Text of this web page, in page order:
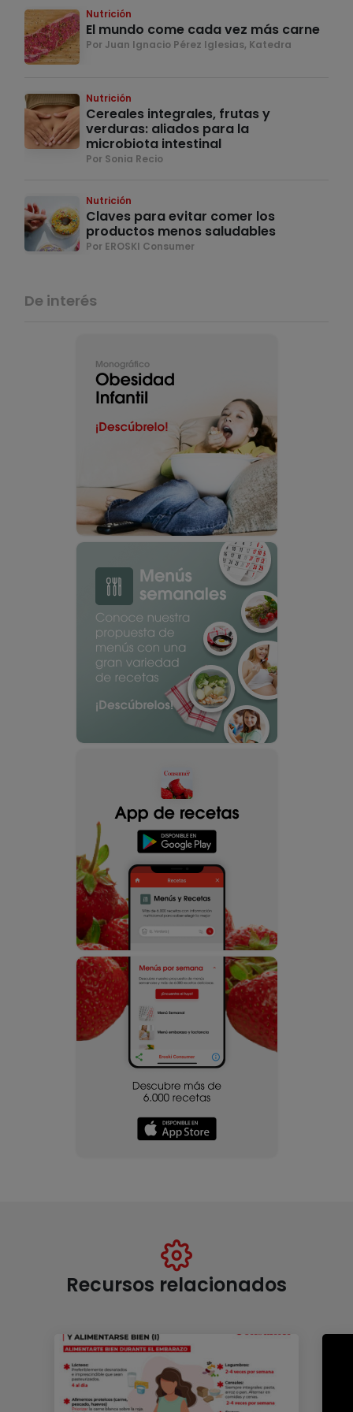
Nutrición
El mundo come cada vez más carne
Por Juan Ignacio Pérez Iglesias, Katedra
Nutrición
Cereales integrales, frutas y
verduras: aliados para la
microbiota intestinal
Por Sonia Recio
Nutrición
Claves para evitar comer los
productos menos saludables
Por EROSKI Consumer
De interés
Recursos relacionados